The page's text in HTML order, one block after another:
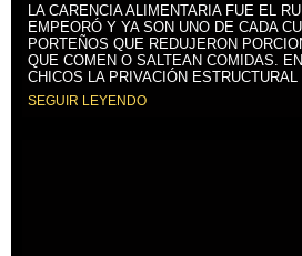
LA CARENCIA ALIMENTARIA FUE EL
EMPEORÓ Y YA SON UNO DE CADA
PORTEÑOS QUE REDUJERON
QUE COMEN O SALTEAN COMIDAS.
CHICOS LA PRIVACIÓN ESTRUCTURAL
SEGUIR LEYENDO